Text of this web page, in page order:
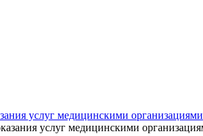
услуг медицинскими организациями